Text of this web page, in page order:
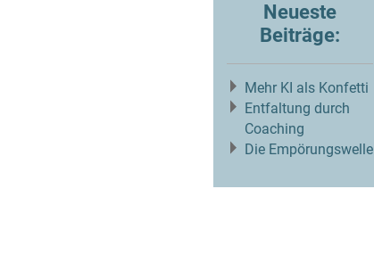
Neueste
Beiträge:
Mehr KI als Konfetti
Entfaltung durch
Coaching
Die Empörungswelle